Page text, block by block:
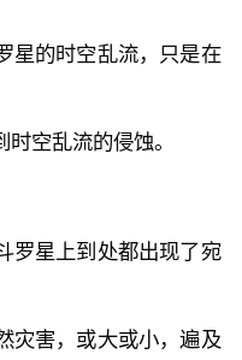
星的时空乱流，只是在
空乱流的侵蚀。
罗星上到处都出现了宛
灾害，或大或小，遍及